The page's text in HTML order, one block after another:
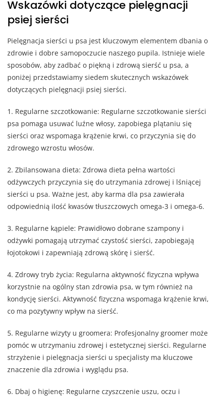
Wskazówki dotyczące pielęgnacji
psiej sierści
Pielęgnacja sierści u psa jest kluczowym elementem dbania o
zdrowie i dobre samopoczucie naszego pupila. Istnieje wiele
sposobów, aby zadbać o piękną i zdrową sierść u psa, a
poniżej przedstawiamy siedem skutecznych wskazówek
dotyczących pielęgnacji psiej sierści.
1. Regularne szczotkowanie: Regularne szczotkowanie sierści
psa pomaga usuwać luźne włosy, zapobiega plątaniu się
sierści oraz wspomaga krążenie krwi, co przyczynia się do
zdrowego wzrostu włosów.
2. Zbilansowana dieta: Zdrowa dieta pełna wartości
odżywczych przyczynia się do utrzymania zdrowej i lśniącej
sierści u psa. Ważne jest, aby karma dla psa zawierała
odpowiednią ilość kwasów tłuszczowych omega-3 i omega-6.
3. Regularne kąpiele: Prawidłowo dobrane szampony i
odżywki pomagają utrzymać czystość sierści, zapobiegają
łojotokowi i zapewniają zdrową skórę i sierść.
4. Zdrowy tryb życia: Regularna aktywność fizyczna wpływa
korzystnie na ogólny stan zdrowia psa, w tym również na
kondycję sierści. Aktywność fizyczna wspomaga krążenie krwi,
co ma pozytywny wpływ na sierść.
5. Regularne wizyty u groomera: Profesjonalny groomer może
pomóc w utrzymaniu zdrowej i estetycznej sierści. Regularne
strzyżenie i pielęgnacja sierści u specjalisty ma kluczowe
znaczenie dla zdrowia i wyglądu psa.
6. Dbaj o higienę: Regularne czyszczenie uszu, oczu i